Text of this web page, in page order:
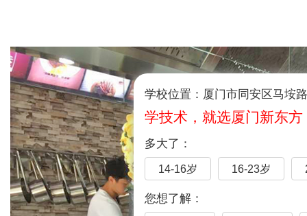
学校位置：厦门市同安区马垵
学技术，就选厦门新东方
多大了：
14-16岁 16-23岁
您想了解：